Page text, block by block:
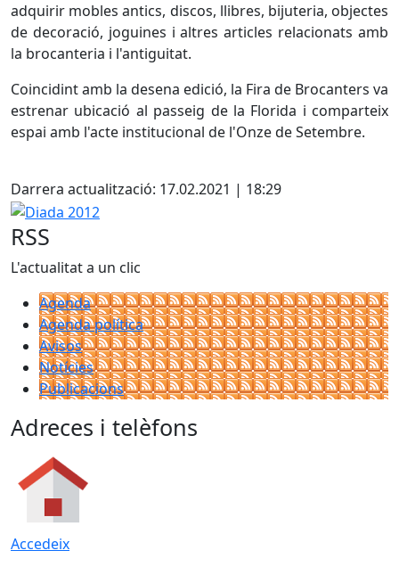
adquirir mobles antics, discos, llibres, bijuteria, objectes
de decoració, joguines i altres articles relacionats amb
la brocanteria i l'antiguitat.
Coincidint amb la desena edició, la Fira de Brocanters va
estrenar ubicació al passeig de la Florida i comparteix
espai amb l'acte institucional de l'Onze de Setembre.
Darrera actualització: 17.02.2021 | 18:29
Diada 2012
RSS
L'actualitat a un clic
Agenda
Agenda política
Avisos
Notícies
Publicacions
Adreces i telèfons
Accedeix